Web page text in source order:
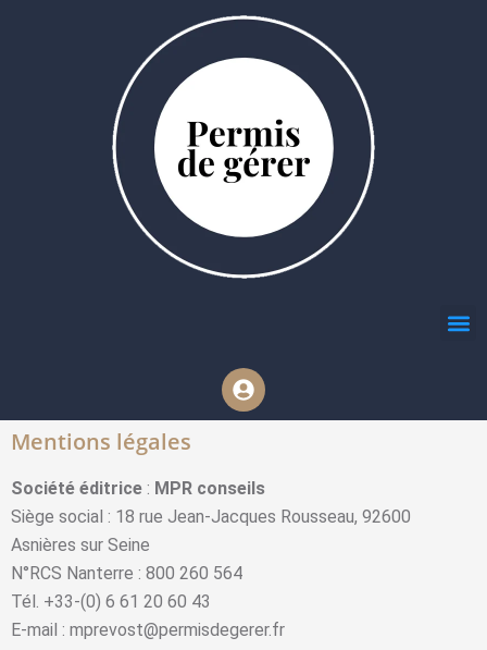
Mentions légales
Société éditrice : MPR conseils
Siège social : 18 rue Jean-Jacques Rousseau, 92600
Asnières sur Seine
N°RCS Nanterre : 800 260 564
Tél. +33-(0) 6 61 20 60 43
E-mail : mprevost@permisdegerer.fr